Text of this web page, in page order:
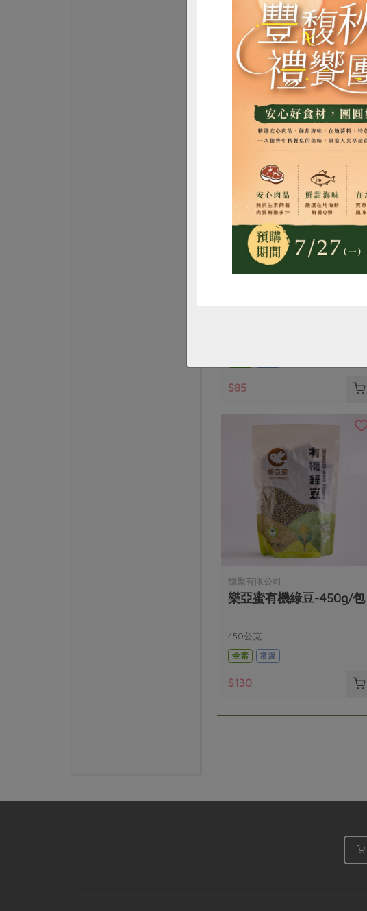
原味細麵(麵本家)-450g/
450克/3束
全素
常溫
$85
馥聚有限公司
樂亞蜜有機綠豆-450g/包
450公克
全素
常溫
$130
惜食 RPET